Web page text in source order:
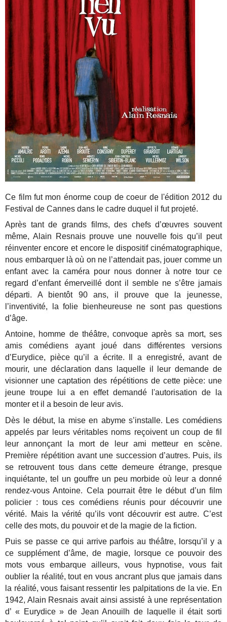
Ce film fut mon énorme coup de coeur de l'édition 2012 du
Festival de Cannes dans le cadre duquel il fut projeté.
Après tant de grands films, des chefs d’œuvres souvent
même, Alain Resnais prouve une nouvelle fois qu’il peut
réinventer encore et encore le dispositif cinématographique,
nous embarquer là où on ne l’attendait pas, jouer comme un
enfant avec la caméra pour nous donner à notre tour ce
regard d’enfant émerveillé dont il semble ne s’être jamais
départi. A bientôt 90 ans, il prouve que la jeunesse,
l’inventivité, la folie bienheureuse ne sont pas questions
d’âge.
Antoine, homme de théâtre, convoque après sa mort, ses
amis comédiens ayant joué dans différentes versions
d’Eurydice, pièce qu’il a écrite. Il a enregistré, avant de
mourir, une déclaration dans laquelle il leur demande de
visionner une captation des répétitions de cette pièce: une
jeune troupe lui a en effet demandé l'autorisation de la
monter et il a besoin de leur avis.
Dès le début, la mise en abyme s’installe. Les comédiens
appelés par leurs véritables noms reçoivent un coup de fil
leur annonçant la mort de leur ami metteur en scène.
Première répétition avant une succession d’autres. Puis, ils
se retrouvent tous dans cette demeure étrange, presque
inquiétante, tel un gouffre un peu morbide où leur a donné
rendez-vous Antoine. Cela pourrait être le début d’un film
policier : tous ces comédiens réunis pour découvrir une
vérité. Mais la vérité qu’ils vont découvrir est autre. C’est
celle des mots, du pouvoir et de la magie de la fiction.
Puis se passe ce qui arrive parfois au théâtre, lorsqu’il y a
ce supplément d’âme, de magie, lorsque ce pouvoir des
mots vous embarque ailleurs, vous hypnotise, vous fait
oublier la réalité, tout en vous ancrant plus que jamais dans
la réalité, vous faisant ressentir les palpitations de la vie. En
1942, Alain Resnais avait ainsi assisté à une représentation
d’ « Eurydice » de Jean Anouilh de laquelle il était sorti